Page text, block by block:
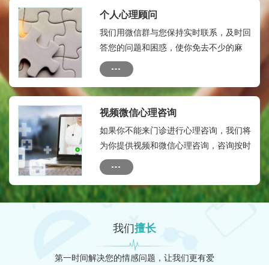
个人心理顾问
我们用微信群与您保持实时联系，及时回
答您的问题和困惑，使你免去不少的麻
烦。为保证您的瘾私，本微信群只有您及
您的联系人与心理专家，专家助理等人，
没有外人。全年顾问费：580元。
视频微信心理咨询
如果你不能来门诊进行心理咨询，我们将
为你提供视频和微信心理咨询，咨询按时
间收费：收费标准如下：10分钟内：50
元---20分钟内：150元
我们擅长
第一时间解决您的情感问题，让我们更有爱